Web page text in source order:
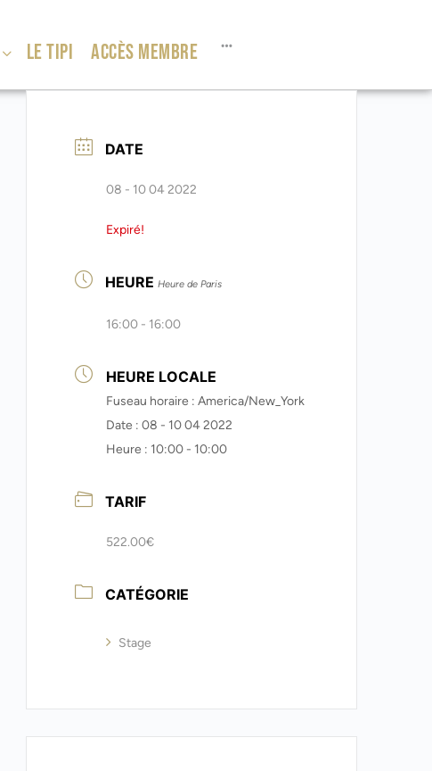
LE TIPI ACCÈS MEMBRE
DATE
08 - 10 04 2022
Expiré!
HEURE Heure de Paris
16:00 - 16:00
HEURE LOCALE
Fuseau horaire : America/New_York
Date : 08 - 10 04 2022
Heure : 10:00 - 10:00
TARIF
522.00€
CATÉGORIE
Stage